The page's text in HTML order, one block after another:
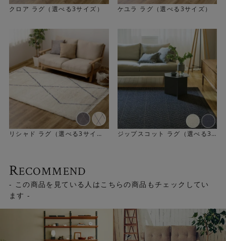
クロア ラグ（選べる3サイズ） ケユラ ラグ（選べる3サイズ）
リシャド ラグ（選べる3サイ
ジップスコット ラグ（選べる3
RECOMMEND
- この商品を見ている人はこちらの商品もチェックしてい
ます -